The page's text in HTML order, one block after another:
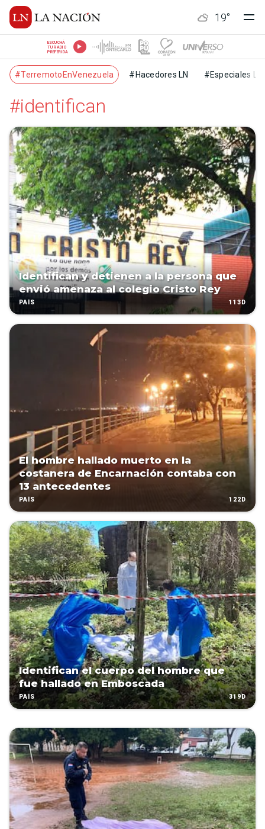
19°
ESCUCHÁ
TU RADIO
PREFERIDA
#TerremotoEnVenezuela #Hacedores LN #Especiales LN
#identifican
Identifican y detienen a la persona que
envió amenaza al colegio Cristo Rey
PAÍS 113D
El hombre hallado muerto en la
costanera de Encarnación contaba con
13 antecedentes
PAÍS 122D
Identifican el cuerpo del hombre que
fue hallado en Emboscada
PAÍS 319D